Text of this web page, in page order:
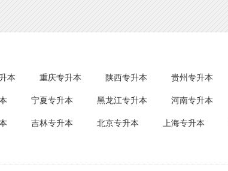
本 重庆专升本 陕西专升本 贵州专升本
宁夏专升本 黑龙江专升本 河南专升本
吉林专升本 北京专升本 上海专升本